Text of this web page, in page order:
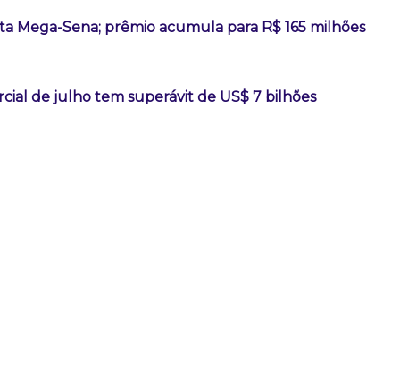
Mega-Sena; prêmio acumula para R$ 165 milhões
de julho tem superávit de US$ 7 bilhões